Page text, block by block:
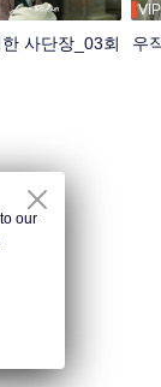
사단장_03회
VIP
우
our